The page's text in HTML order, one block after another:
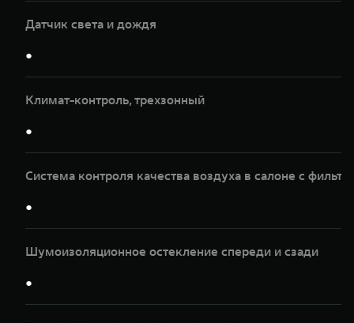
Датчик света и дождя
●
Климат-контроль, трeхзонный
●
Система контроля качества воздуха в салоне с
●
Шумоизоляционное остекление спереди и сзади
●